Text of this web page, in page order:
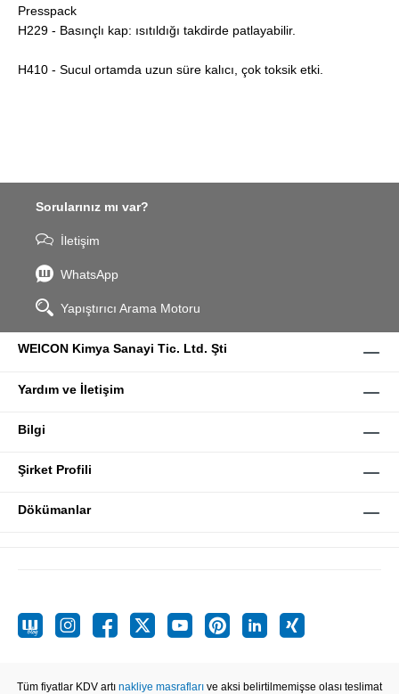
Presspack
H229 - Basınçlı kap: ısıtıldığı takdirde patlayabilir.
H410 - Sucul ortamda uzun süre kalıcı, çok toksik etki.
Sorularınız mı var?
İletişim
WhatsApp
Yapıştırıcı Arama Motoru
WEICON Kimya Sanayi Tic. Ltd. Şti
Yardım ve İletişim
Bilgi
Şirket Profili
Dökümanlar
Tüm fiyatlar KDV artı nakliye masrafları ve aksi belirtilmemişse olası teslimat